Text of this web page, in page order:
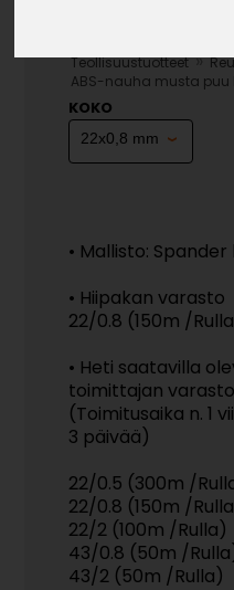
Teollisuustuotteet»
ABS-nauha musta puu
KOKO
• Mallisto:
• Hiipakan varasto
22/0.8 (150m /
• Heti saatavilla
toimittajan
(Toimitusaika n. 1
3 päivää)
22/0.5 (300m /
22/0.8 (150m /
22/2 (100m /Rulla)
43/0.8 (50m /
43/2 (50m /Rulla)